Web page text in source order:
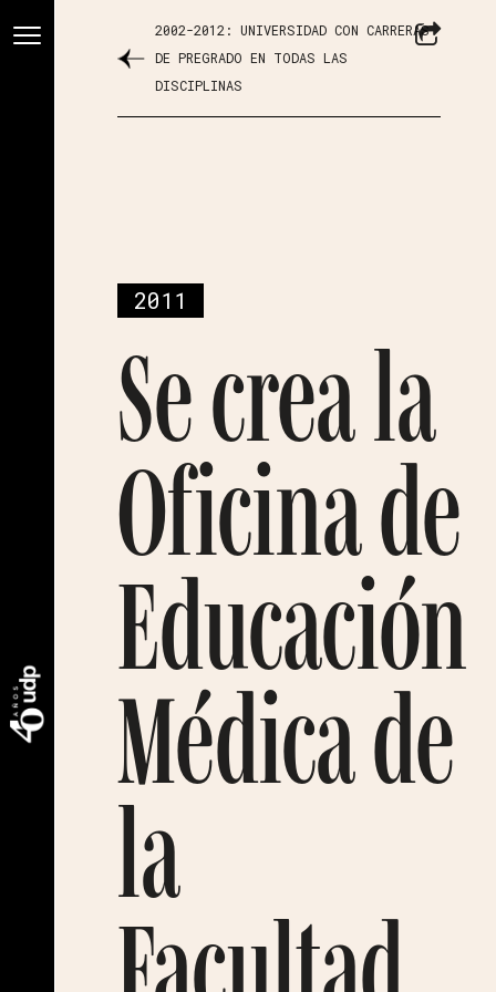
2002-2012: UNIVERSIDAD CON CARRERAS
DE PREGRADO EN TODAS LAS
DISCIPLINAS
2011
Se crea la
Oficina de
Educación
Médica de
la